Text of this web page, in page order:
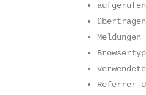
Referrer-